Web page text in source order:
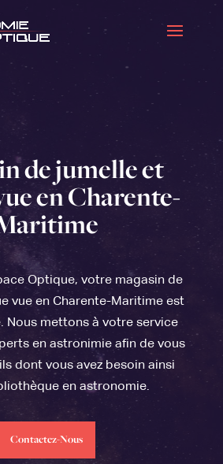
de jumelle et
en Charente-
Optique, votre magasin de
vue en Charente-Maritime est
Nous mettons à votre service
en astronimie afin de vous
dont vous avez besoin ainsi
en astronomie.
Contactez-Nous